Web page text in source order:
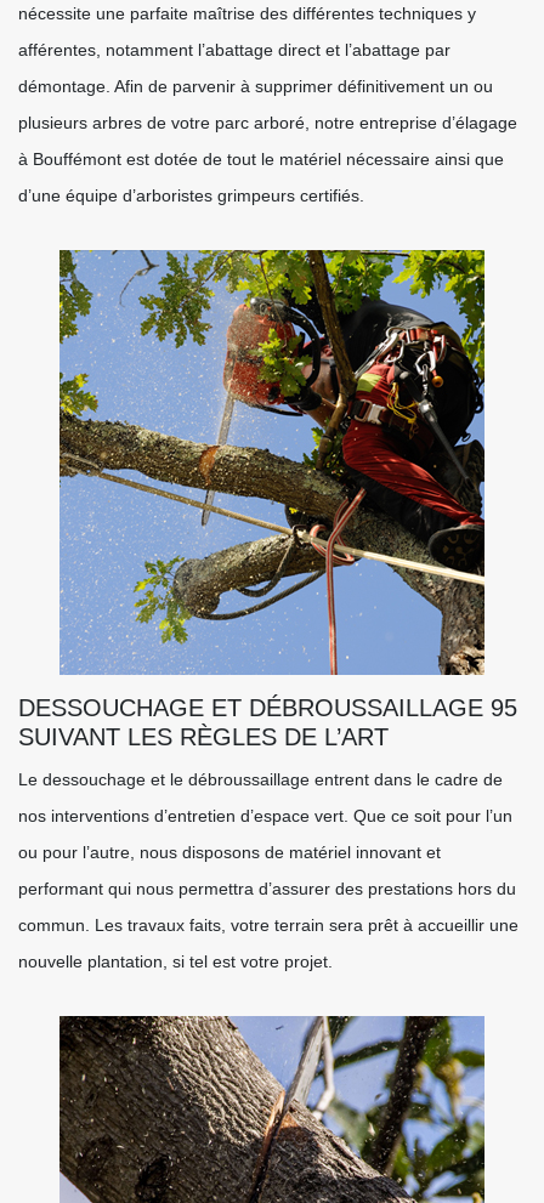
nécessite une parfaite maîtrise des différentes techniques y
afférentes, notamment l’abattage direct et l’abattage par
démontage. Afin de parvenir à supprimer définitivement un ou
plusieurs arbres de votre parc arboré, notre entreprise d’élagage
à Bouffémont est dotée de tout le matériel nécessaire ainsi que
d’une équipe d’arboristes grimpeurs certifiés.
DESSOUCHAGE ET DÉBROUSSAILLAGE 95
SUIVANT LES RÈGLES DE L’ART
Le dessouchage et le débroussaillage entrent dans le cadre de
nos interventions d’entretien d’espace vert. Que ce soit pour l’un
ou pour l’autre, nous disposons de matériel innovant et
performant qui nous permettra d’assurer des prestations hors du
commun. Les travaux faits, votre terrain sera prêt à accueillir une
nouvelle plantation, si tel est votre projet.